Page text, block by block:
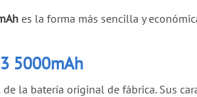
es la forma más sencilla y
5000mAh
la batería original de fábrica. Sus